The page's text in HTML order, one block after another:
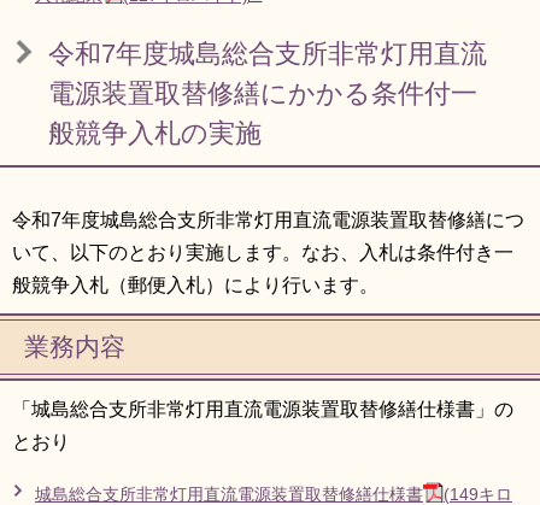
令和7年度城島総合支所非常灯用直流
電源装置取替修繕にかかる条件付一
般競争入札の実施
令和7年度城島総合支所非常灯用直流電源装置取替修繕につ
いて、以下のとおり実施します。なお、入札は条件付き一
般競争入札（郵便入札）により行います。
業務内容
「城島総合支所非常灯用直流電源装置取替修繕仕様書」の
とおり
城島総合支所非常灯用直流電源装置取替修繕仕様書
(149キロ